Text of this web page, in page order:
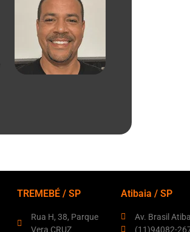
TREMEBÉ / SP
Rua H, 38, Parque
Vera CRUZ
Atibaia / SP
Av. Brasil
(11)94082-